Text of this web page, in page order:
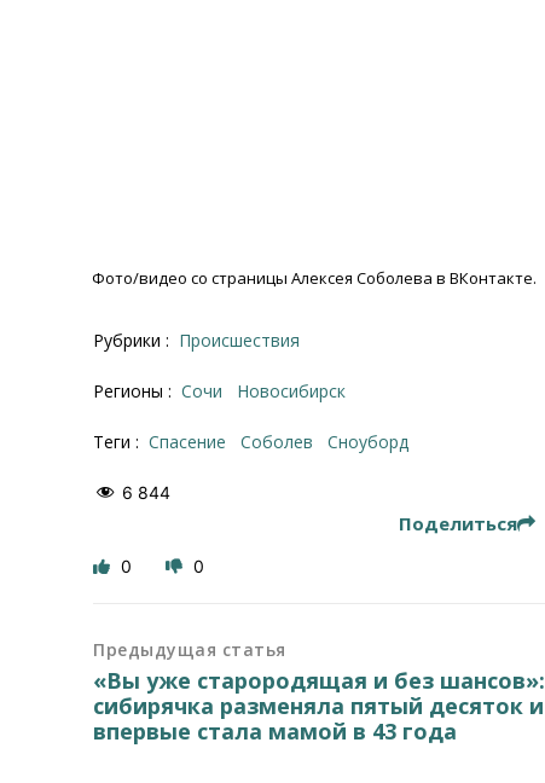
Фото/видео со страницы Алексея Соболева в ВКонтакте.
Рубрики : Происшествия
Регионы : Сочи Новосибирск
Теги : спасение Соболев сноуборд
6 844
Поделиться
0 0
Предыдущая статья
«Вы уже старородящая и без шансов»:
сибирячка разменяла пятый десяток и
впервые стала мамой в 43 года